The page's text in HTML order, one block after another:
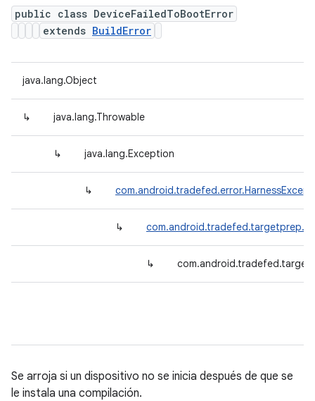
public class DeviceFailedToBootError
extends BuildError
java.lang.Object
↳ java.lang.Throwable
↳ java.lang.Exception
↳
↳
↳
Se arroja si un dispositivo no se inicia después de que se
le instala una compilación.